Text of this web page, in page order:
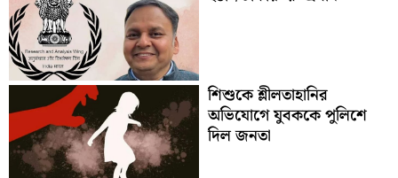
শিশুকে শ্লীলতাহানির
অভিযোগে যুবককে পুলিশে
দিল জনতা